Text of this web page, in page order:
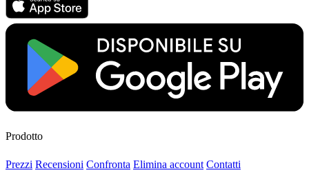
Prodotto
Prezzi Recensioni Confronta Elimina account Contatti